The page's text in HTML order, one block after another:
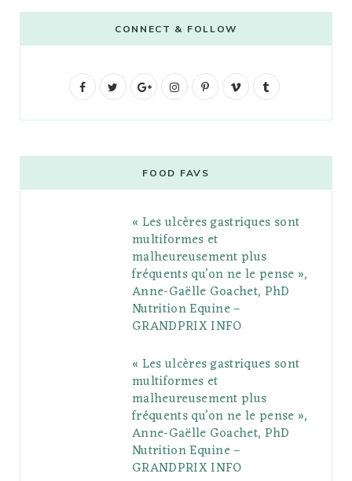
CONNECT & FOLLOW
F
b
t
G
g
l
e
P
l
s
I
t
a
g
r
a
m
P
e
r
e
s
V
o
l
r
FOOD FAVS
« Les ulcères gastriques sont
multiformes et
malheureusement plus
fréquents qu’on ne le pense »,
Anne-Gaëlle Goachet, PhD
Nutrition Equine –
GRANDPRIX INFO
« Les ulcères gastriques sont
multiformes et
malheureusement plus
fréquents qu’on ne le pense »,
Anne-Gaëlle Goachet, PhD
Nutrition Equine –
GRANDPRIX INFO